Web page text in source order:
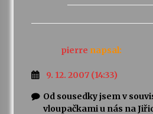
pierre napsal:
9. 12. 2007 (14:33)
Od sousedky jsem v
vloupačkami u nás na